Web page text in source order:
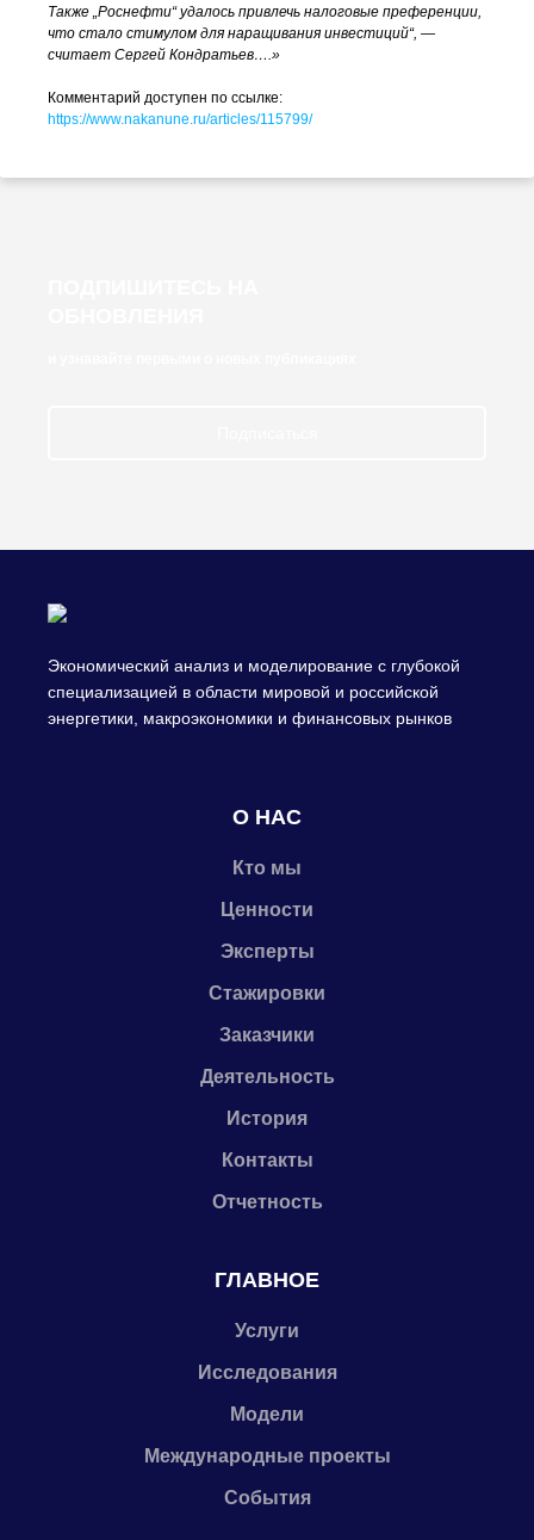
Также „Роснефти“ удалось привлечь налоговые преференции,
что стало стимулом для наращивания инвестиций“, —
считает Сергей Кондратьев….»
Комментарий доступен по ссылке:
https://www.nakanune.ru/articles/115799/
Экономический анализ и моделирование с глубокой
специализацией в области мировой и российской
энергетики, макроэкономики и финансовых рынков
О НАС
Кто мы
Ценности
Эксперты
Стажировки
Заказчики
Деятельность
История
Контакты
Отчетность
ГЛАВНОЕ
Услуги
Исследования
Модели
Международные проекты
События